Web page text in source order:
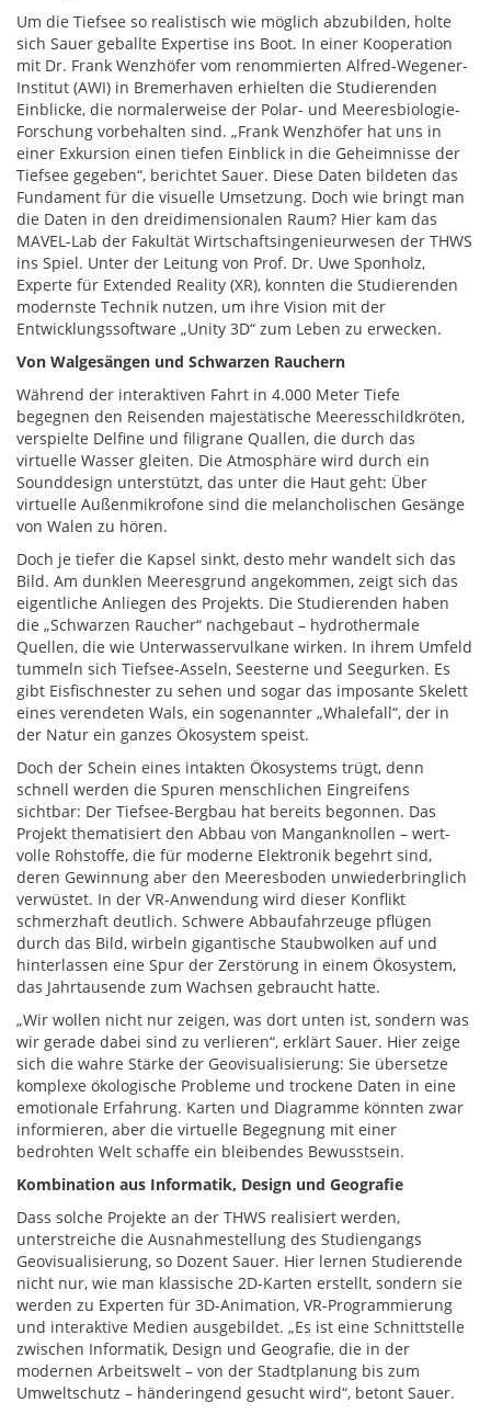
Um die Tiefsee so realistisch wie möglich abzubilden, holte
sich Sauer geballte Expertise ins Boot. In einer Kooperation
mit Dr. Frank Wenzhöfer vom renommierten Alfred-Wegener-
Institut (AWI) in Bremerhaven erhielten die Studierenden
Einblicke, die normalerweise der Polar- und Meeresbiologie-
Forschung vorbehalten sind. „Frank Wenzhöfer hat uns in
einer Exkursion einen tiefen Einblick in die Geheimnisse der
Tiefsee gegeben“, berichtet Sauer. Diese Daten bildeten das
Fundament für die visuelle Umsetzung. Doch wie bringt man
die Daten in den dreidimensionalen Raum? Hier kam das
MAVEL-Lab der Fakultät Wirtschaftsingenieurwesen der THWS
ins Spiel. Unter der Leitung von Prof. Dr. Uwe Sponholz,
Experte für Extended Reality (XR), konnten die Studierenden
modernste Technik nutzen, um ihre Vision mit der
Entwicklungssoftware „Unity 3D“ zum Leben zu erwecken.
Von Walgesängen und Schwarzen Rauchern
Während der interaktiven Fahrt in 4.000 Meter Tiefe
begegnen den Reisenden majestätische Meeresschildkröten,
verspielte Delfine und filigrane Quallen, die durch das
virtuelle Wasser gleiten. Die Atmosphäre wird durch ein
Sounddesign unterstützt, das unter die Haut geht: Über
virtuelle Außenmikrofone sind die melancholischen Gesänge
von Walen zu hören.
Doch je tiefer die Kapsel sinkt, desto mehr wandelt sich das
Bild. Am dunklen Meeresgrund angekommen, zeigt sich das
eigentliche Anliegen des Projekts. Die Studierenden haben
die „Schwarzen Raucher“ nachgebaut – hydrothermale
Quellen, die wie Unterwasservulkane wirken. In ihrem Umfeld
tummeln sich Tiefsee-Asseln, Seesterne und Seegurken. Es
gibt Eisfischnester zu sehen und sogar das imposante Skelett
eines verendeten Wals, ein sogenannter „Whalefall“, der in
der Natur ein ganzes Ökosystem speist.
Doch der Schein eines intakten Ökosystems trügt, denn
schnell werden die Spuren menschlichen Eingreifens
sichtbar: Der Tiefsee-Bergbau hat bereits begonnen. Das
Projekt thematisiert den Abbau von Manganknollen – wert-
volle Rohstoffe, die für moderne Elektronik begehrt sind,
deren Gewinnung aber den Meeresboden unwiederbringlich
verwüstet. In der VR-Anwendung wird dieser Konflikt
schmerzhaft deutlich. Schwere Abbaufahrzeuge pflügen
durch das Bild, wirbeln gigantische Staubwolken auf und
hinterlassen eine Spur der Zerstörung in einem Ökosystem,
das Jahrtausende zum Wachsen gebraucht hatte.
„Wir wollen nicht nur zeigen, was dort unten ist, sondern was
wir gerade dabei sind zu verlieren“, erklärt Sauer. Hier zeige
sich die wahre Stärke der Geovisualisierung: Sie übersetze
komplexe ökologische Probleme und trockene Daten in eine
emotionale Erfahrung. Karten und Diagramme könnten zwar
informieren, aber die virtuelle Begegnung mit einer
bedrohten Welt schaffe ein bleibendes Bewusstsein.
Kombination aus Informatik, Design und Geografie
Dass solche Projekte an der THWS realisiert werden,
unterstreiche die Ausnahmestellung des Studiengangs
Geovisualisierung, so Dozent Sauer. Hier lernen Studierende
nicht nur, wie man klassische 2D-Karten erstellt, sondern sie
werden zu Experten für 3D-Animation, VR-Programmierung
und interaktive Medien ausgebildet. „Es ist eine Schnittstelle
zwischen Informatik, Design und Geografie, die in der
modernen Arbeitswelt – von der Stadtplanung bis zum
Umweltschutz – händeringend gesucht wird“, betont Sauer.